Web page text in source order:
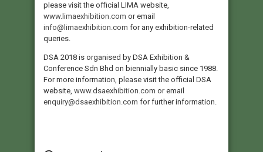
please visit the official LIMA website,
www.limaexhibition.com or email
info@limaexhibition.com for any exhibition-related
queries.
DSA 2018 is organised by DSA Exhibition &
Conference Sdn Bhd on biennially basic since 1988.
For more information, please visit the official DSA
website, www.dsaexhibition.com or email
enquiry@dsaexhibition.com for further information.